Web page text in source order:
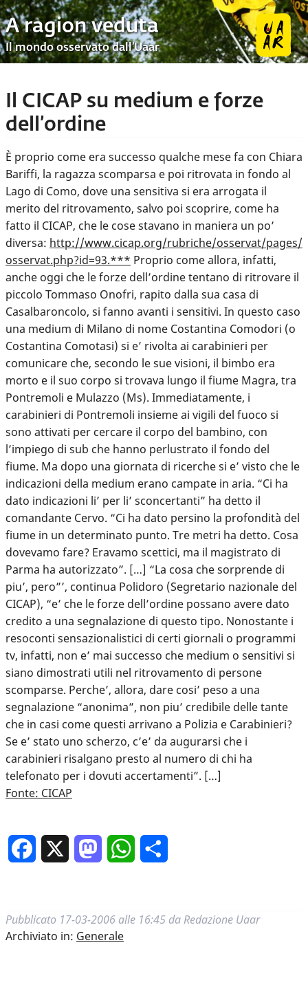
A ragion veduta
Il mondo osservato dall’Uaar
Il CICAP su medium e forze
dell’ordine
È proprio come era successo qualche mese fa con Chiara
Bariffi, la ragazza scomparsa e poi ritrovata in fondo al
Lago di Como, dove una sensitiva si era arrogata il
merito del ritrovamento, salvo poi scoprire, come ha
fatto il CICAP, che le cose stavano in maniera un po’
diversa: http://www.cicap.org/rubriche/osservat/pages/
osservat.php?id=93.*** Proprio come allora, infatti,
anche oggi che le forze dell’ordine tentano di ritrovare il
piccolo Tommaso Onofri, rapito dalla sua casa di
Casalbaroncolo, si fanno avanti i sensitivi. In questo caso
una medium di Milano di nome Costantina Comodori (o
Costantina Comotasi) si e’ rivolta ai carabinieri per
comunicare che, secondo le sue visioni, il bimbo era
morto e il suo corpo si trovava lungo il fiume Magra, tra
Pontremoli e Mulazzo (Ms). Immediatamente, i
carabinieri di Pontremoli insieme ai vigili del fuoco si
sono attivati per cercare il corpo del bambino, con
l’impiego di sub che hanno perlustrato il fondo del
fiume. Ma dopo una giornata di ricerche si e’ visto che le
indicazioni della medium erano campate in aria. “Ci ha
dato indicazioni li’ per li’ sconcertanti” ha detto il
comandante Cervo. “Ci ha dato persino la profondità del
fiume in un determinato punto. Tre metri ha detto. Cosa
dovevamo fare? Eravamo scettici, ma il magistrato di
Parma ha autorizzato”. […] “La cosa che sorprende di
piu’, pero”’, continua Polidoro (Segretario nazionale del
CICAP), “e’ che le forze dell’ordine possano avere dato
credito a una segnalazione di questo tipo. Nonostante i
resoconti sensazionalistici di certi giornali o programmi
tv, infatti, non e’ mai successo che medium o sensitivi si
siano dimostrati utili nel ritrovamento di persone
scomparse. Perche’, allora, dare cosi’ peso a una
segnalazione “anonima”, non piu’ credibile delle tante
che in casi come questi arrivano a Polizia e Carabinieri?
Se e’ stato uno scherzo, c’e’ da augurarsi che i
carabinieri risalgano presto al numero di chi ha
telefonato per i dovuti accertamenti”. […]
Fonte: CICAP
Facebook MastodonWhatsApp
Pubblicato 17-03-2006 alle 16:45 da Redazione Uaar
Archiviato in: Generale